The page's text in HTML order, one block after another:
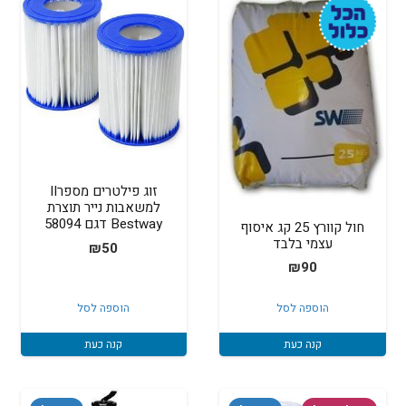
חול קוורץ 25 קג איסוף
עצמי בלבד
₪90
הוספה לסל
קנה כעת
זוג פילטרים מספרII
למשאבות נייר תוצרת
Bestway דגם 58094
₪50
הוספה לסל
קנה כעת